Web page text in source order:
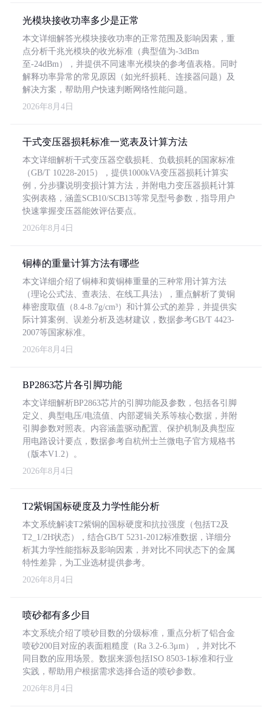
光模块接收功率多少是正常
本文详细解答光模块接收功率的正常范围及影响因素，重
点分析千兆光模块的收光标准（典型值为-3dBm
至-24dBm），并提供不同速率光模块的参考值表格。同时
解释功率异常的常见原因（如光纤损耗、连接器问题）及
解决方案，帮助用户快速判断网络性能问题。
2026年8月4日
干式变压器损耗标准一览表及计算方法
本文详细解析干式变压器空载损耗、负载损耗的国家标准
（GB/T 10228-2015），提供1000kVA变压器损耗计算实
例，分步骤说明变损计算方法，并附电力变压器损耗计算
实例表格，涵盖SCB10/SCB13等常见型号参数，指导用户
快速掌握变压器能效评估要点。
2026年8月4日
铜棒的重量计算方法有哪些
本文详细介绍了铜棒和黄铜棒重量的三种常用计算方法
（理论公式法、查表法、在线工具法），重点解析了黄铜
棒密度取值（8.4-8.7g/cm³）和计算公式的差异，并提供实
际计算案例、误差分析及选材建议，数据参考GB/T 4423-
2007等国家标准。
2026年8月4日
BP2863芯片各引脚功能
本文详细解析BP2863芯片的引脚功能及参数，包括各引脚
定义、典型电压/电流值、内部逻辑关系等核心数据，并附
引脚参数对照表。内容涵盖驱动配置、保护机制及典型应
用电路设计要点，数据参考自杭州士兰微电子官方规格书
（版本V1.2）。
2026年8月4日
T2紫铜国标硬度及力学性能分析
本文系统解读T2紫铜的国标硬度和抗拉强度（包括T2及
T2_1/2H状态），结合GB/T 5231-2012标准数据，详细分
析其力学性能指标及影响因素，并对比不同状态下的金属
特性差异，为工业选材提供参考。
2026年8月4日
喷砂都有多少目
本文系统介绍了喷砂目数的分级标准，重点分析了铝合金
喷砂200目对应的表面粗糙度（Ra 3.2-6.3μm），并对比不
同目数的应用场景。数据来源包括ISO 8503-1标准和行业
实践，帮助用户根据需求选择合适的喷砂参数。
2026年8月4日